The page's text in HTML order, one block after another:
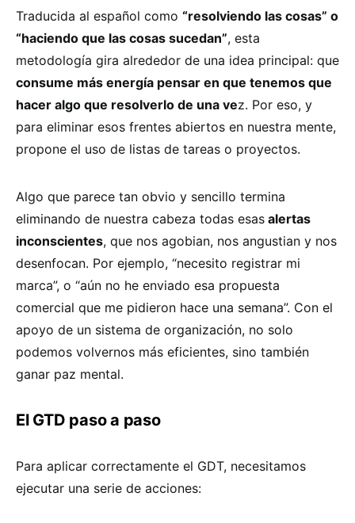
Traducida al español como “resolviendo las cosas” o
“haciendo que las cosas sucedan”, esta
metodología gira alrededor de una idea principal: que
consume más energía pensar en que tenemos que
hacer algo que resolverlo de una vez. Por eso, y
para eliminar esos frentes abiertos en nuestra mente,
propone el uso de listas de tareas o proyectos.
Algo que parece tan obvio y sencillo termina
eliminando de nuestra cabeza todas esas alertas
inconscientes, que nos agobian, nos angustian y nos
desenfocan. Por ejemplo, “necesito registrar mi
marca”, o “aún no he enviado esa propuesta
comercial que me pidieron hace una semana”. Con el
apoyo de un sistema de organización, no solo
podemos volvernos más eficientes, sino también
ganar paz mental.
El GTD paso a paso
Para aplicar correctamente el GDT, necesitamos
ejecutar una serie de acciones: